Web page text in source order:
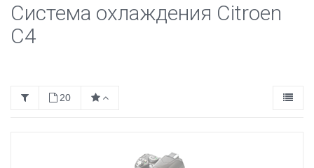
Система охлаждения Citroen
C4
20